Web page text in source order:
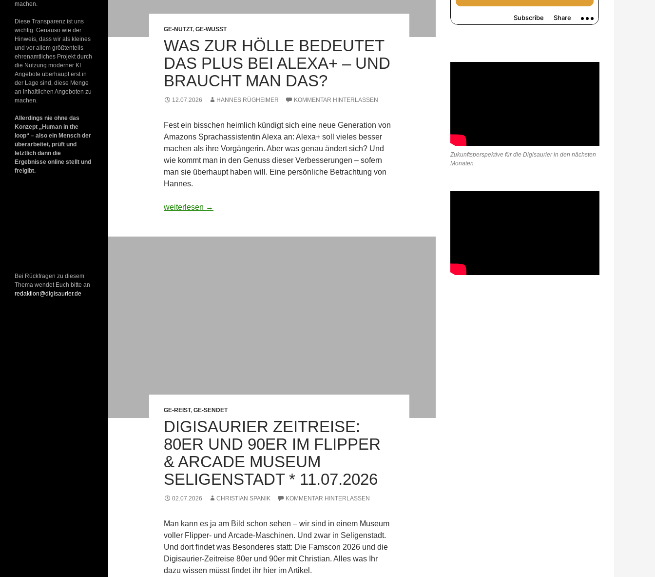
GE-NUTZT, GE-WUSST
WAS ZUR HÖLLE BEDEUTET
DAS PLUS BEI ALEXA+ – UND
BRAUCHT MAN DAS?
12.07.2026 HANNES RÜGHEIMER KOMMENTAR HINTERLASSEN
Fest ein bisschen heimlich kündigt sich eine neue Generation von
Amazons Sprachassistentin Alexa an: Alexa+ soll vieles besser
machen als ihre Vorgängerin. Aber was genau ändert sich? Und
wie kommt man in den Genuss dieser Verbesserungen – sofern
man sie überhaupt haben will. Eine persönliche Betrachtung von
Hannes.
Was zur Hölle bedeutet das Plus bei Alexa+ – und braucht man das?
weiterlesen →
GE-REIST, GE-SENDET
DIGISAURIER ZEITREISE:
80ER UND 90ER IM FLIPPER
& ARCADE MUSEUM
SELIGENSTADT * 11.07.2026
02.07.2026 CHRISTIAN SPANIK KOMMENTAR HINTERLASSEN
Man kann es ja am Bild schon sehen – wir sind in einem Museum
voller Flipper- und Arcade-Maschinen. Und zwar in Seligenstadt.
Und dort findet was Besonderes statt: Die Famscon 2026 und die
Digisaurier-Zeitreise 80er und 90er mit Christian. Alles was Ihr
dazu wissen müsst findet ihr hier im Artikel.
Zukunftsperspektive für die Digisaurier in den nächsten
Monaten
machen.
Diese Transparenz ist uns
wichtig. Genauso wie der
Hinweis, dass wir als kleines
und vor allem größtenteils
ehrenamtliches Projekt durch
die Nutzung moderner KI
Angebote überhaupt erst in
der Lage sind, diese Menge
an inhaltlichen Angeboten zu
machen.
Allerdings nie ohne das
Konzept „Human in the
loop“ – also ein Mensch der
überarbeitet, prüft und
letztlich dann die
Ergebnisse online stellt und
freigibt.
Bei Rückfragen zu diesem
Thema wendet Euch bitte an
redaktion@digisaurier.de